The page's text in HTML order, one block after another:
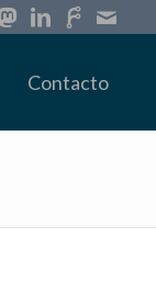
Contacto